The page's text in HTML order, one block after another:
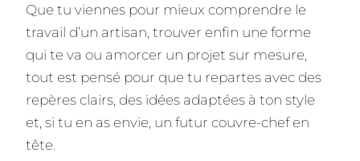
Que tu viennes pour mieux comprendre le
travail d’un artisan, trouver enfin une forme
qui te va ou amorcer un projet sur mesure,
tout est pensé pour que tu repartes avec des
repères clairs, des idées adaptées à ton style
et, si tu en as envie, un futur couvre-chef en
tête.